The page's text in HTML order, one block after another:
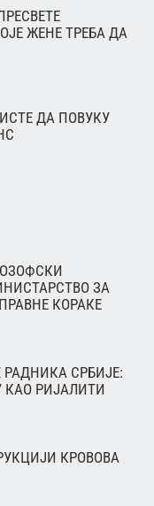
ЖЕНЕ ТРЕБА ДА
ДА ПОВУКУ
ЗА
КОРАКЕ
СРБИЈЕ:
КАО РИЈАЛИТИ
КРОВОВА